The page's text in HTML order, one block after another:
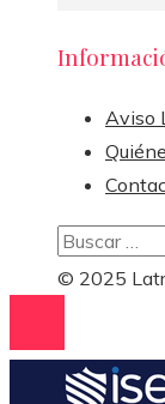
Aviso
Buscar:
© 2025